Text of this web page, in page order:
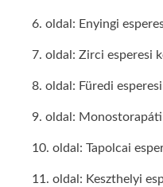
6. oldal: Enyingi
7. oldal: Zirci esperesi
8. oldal: Füredi
9. oldal:
10. oldal: Tapolcai
11. oldal: Keszthelyi